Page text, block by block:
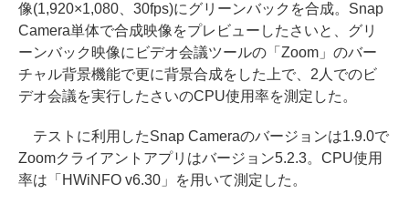
像(1,920×1,080、30fps)にグリーンバックを合成。Snap
Camera単体で合成映像をプレビューしたさいと、グリ
ーンバック映像にビデオ会議ツールの「Zoom」のバー
チャル背景機能で更に背景合成をした上で、2人でのビ
デオ会議を実行したさいのCPU使用率を測定した。
テストに利用したSnap Cameraのバージョンは1.9.0で
Zoomクライアントアプリはバージョン5.2.3。CPU使用
率は「HWiNFO v6.30」を用いて測定した。